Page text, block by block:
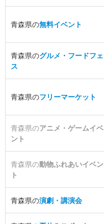
青森県の無料イベント
青森県のグルメ・フードフェ
ス
青森県のフリーマーケット
青森県のアニメ・ゲームイベ
ント
青森県の動物ふれあいイベン
ト
青森県の演劇・講演会